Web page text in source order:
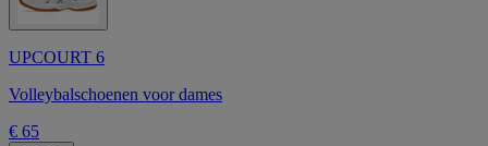
UPCOURT 6
Volleybalschoenen voor dames
€ 65